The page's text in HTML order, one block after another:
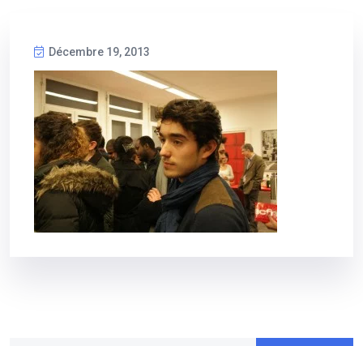
Décembre 19, 2013